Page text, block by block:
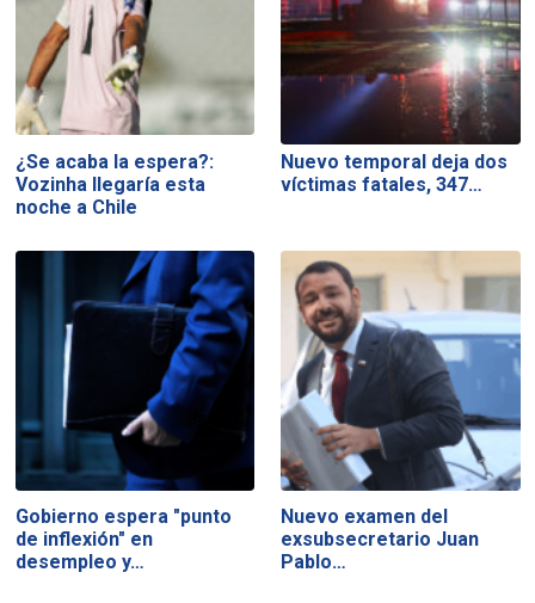
¿Se acaba la espera?:
Vozinha llegaría esta
noche a Chile
Nuevo temporal deja dos
víctimas fatales, 347…
Gobierno espera "punto
de inflexión" en
desempleo y…
Nuevo examen del
exsubsecretario Juan
Pablo…